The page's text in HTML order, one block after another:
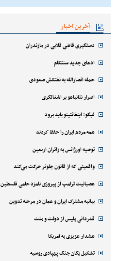
آخرین اخبار
دستگیری قاضی قلابی در مازندران
ادعای جدید سنتکام
حمله انصارالله به نفتکش صعودی
اصرار نتانیاهو بر اشغالگری
فیگو: اینفانتینو باید برود
همه مردم ایران را حفظ کردند
توصیه اورژانس به زائران اربعین
واقعیتی که از قانون جلوتر حرکت می‌کند
عصبانیت ترامپ از پیروزی نامزد حامی فلسطین
بیانیه مشترک ایران و عمان در مرحله تدوین
قدردانی پلیس از دولت و ملت
هشدار عزیزی به آمریکا
تشکیل یگان جنگ پهپادی روسیه